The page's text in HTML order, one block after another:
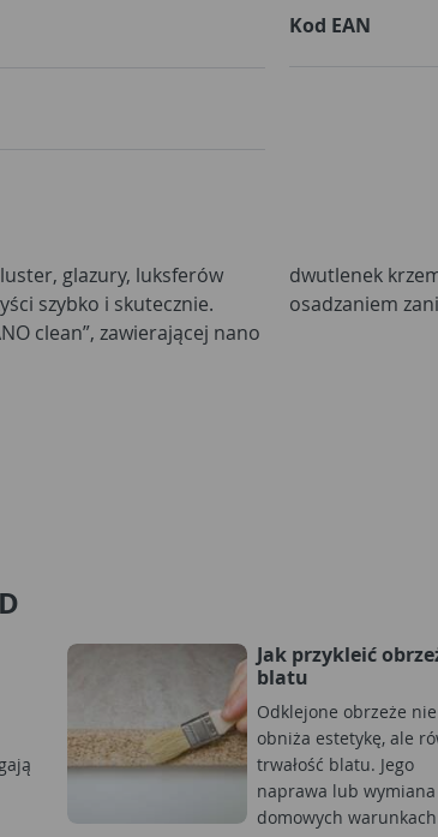
Kod EAN
glazury, luksferów
szybko i skutecznie.
clean”, zawierającej nano
dwutlenek
osadzaniem
Jak przykleić
blatu
Odklejone obrzeże
obniża estetykę, ale
trwałość blatu. Jego
naprawa lub
domowych